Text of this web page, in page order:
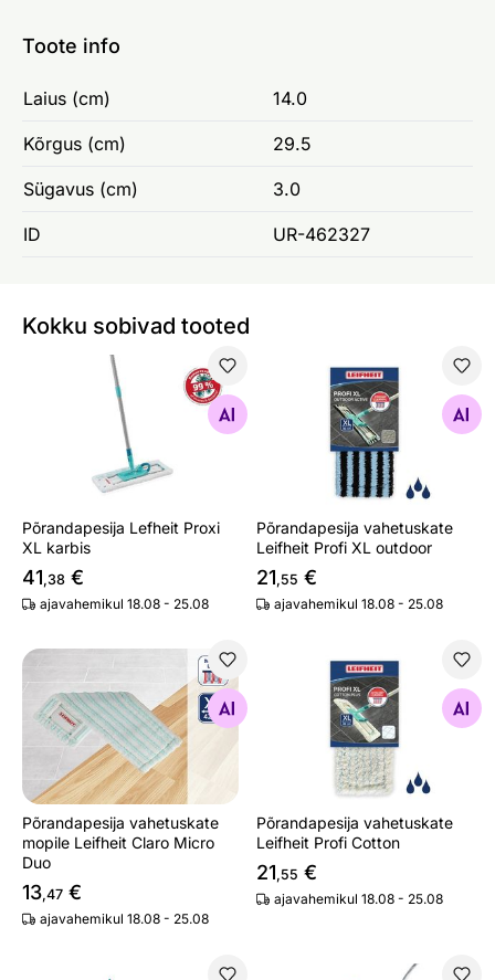
Toote info
Laius (cm) 14.0
Kõrgus (cm) 29.5
Sügavus (cm) 3.0
ID UR-462327
Kokku sobivad tooted
Põrandapesija Lefheit Proxi XL karbis
Otsi sarnaseid
Põrandapesija Lefheit Proxi
XL karbis
41,38 €
ajavahemikul 18.08 - 25.08
Põrandapesija
Otsi sarnaseid
Põrandapesija vahetuskate
Leifheit Profi XL outdoor
21,55 €
ajavahemikul 18.08 - 25.08
Põrandapesija vahetuskate mopile Leifheit Claro Micro
Otsi sarnaseid
Põrandapesija vahetuskate
mopile Leifheit Claro Micro
Duo
13,47 €
ajavahemikul 18.08 - 25.08
Põrandapesija vahetuskate
Otsi sarnaseid
Põrandapesija vahetuskate
Leifheit Profi Cotton
21,55 €
ajavahemikul 18.08 - 25.08